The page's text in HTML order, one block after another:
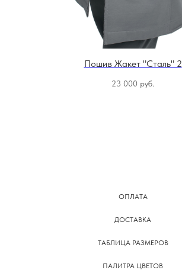
Пошив Жакет "Сталь" 2
23 000 руб.
ОПЛАТА
ДОСТАВКА
ТАБЛИЦА РАЗМЕРОВ
ПАЛИТРА ЦВЕТОВ